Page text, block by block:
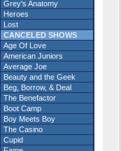
Grey's Anatomy
Heroes
Lost
CANCELED SHOWS
Age Of Love
American Juniors
Average Joe
Beauty and the Geek
Beg, Borrow, & Deal
The Benefactor
Boot Camp
Boy Meets Boy
The Casino
Cupid